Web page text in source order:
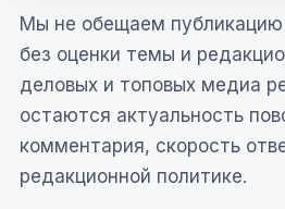
Мы не обещаем
без оценки темы и
деловых и топовых медиа
остаются актуальность
комментария, скорость
редакционной политике.